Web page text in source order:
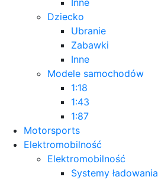
Dziecko
Ubranie
Zabawki
Inne
Modele samochodów
1:18
1:43
1:87
Motorsports
Elektromobilność
Elektromobilność
Systemy ładowania